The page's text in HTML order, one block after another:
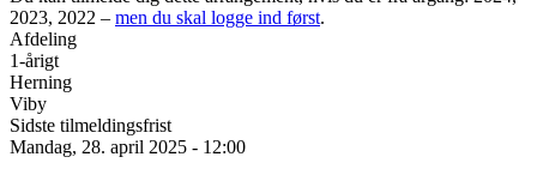
2023, 2022 – men du skal logge ind først.
Afdeling
1-årigt
Herning
Viby
Sidste tilmeldingsfrist
Mandag, 28. april 2025 - 12:00